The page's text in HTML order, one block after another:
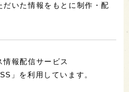
いた情報をもとに制作・配
情報配信サービス
」を利用しています。